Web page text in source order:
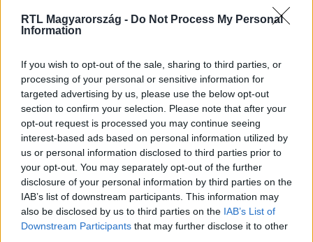
RTL Magyarország - Do Not Process My Personal
Information
If you wish to opt-out of the sale, sharing to third parties, or
processing of your personal or sensitive information for
targeted advertising by us, please use the below opt-out
section to confirm your selection. Please note that after your
opt-out request is processed you may continue seeing
interest-based ads based on personal information utilized by
us or personal information disclosed to third parties prior to
your opt-out. You may separately opt-out of the further
disclosure of your personal information by third parties on the
IAB’s list of downstream participants. This information may
also be disclosed by us to third parties on the IAB’s List of
Downstream Participants that may further disclose it to other
Itt állítsd be, hogy az RTL.hu az elsők között
Kövess minket, és értesülj a friss hírekről a